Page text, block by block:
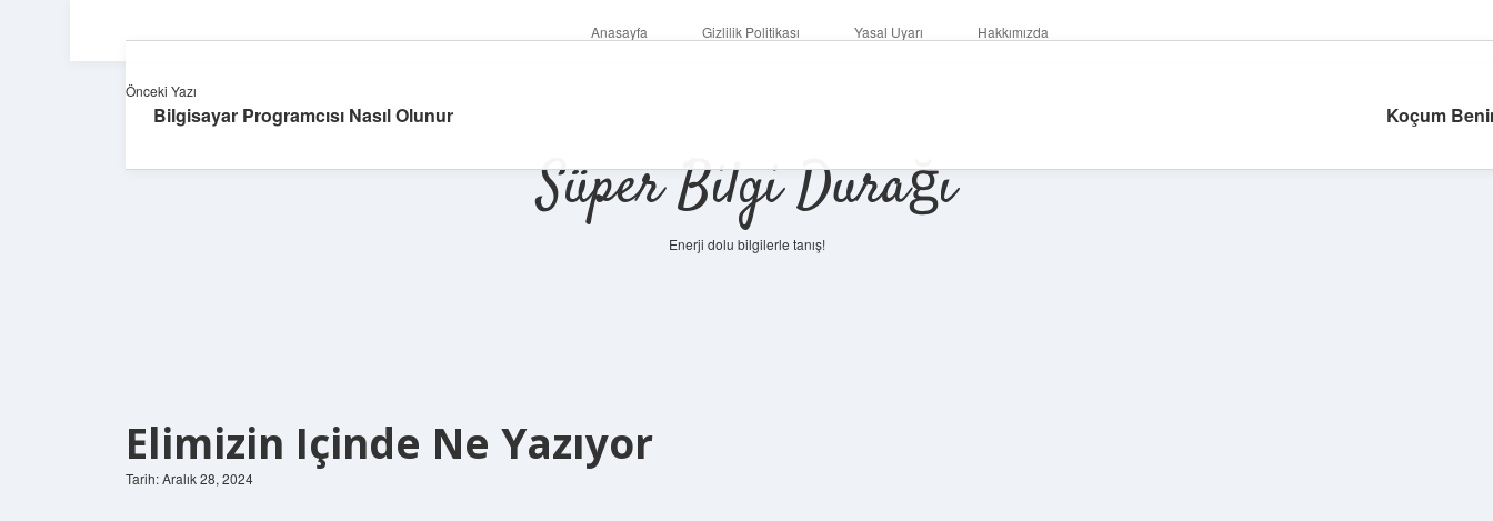
Anasayfa Gizlilik Politikası Yasal Uyarı Hakkımızda
Süper Bilgi Durağı
Enerji dolu bilgilerle tanış!
Elimizin Içinde Ne Yazıyor
Tarih: Aralık 28, 2024
Önceki Yazı
Bilgisayar Programcısı Nasıl Olunur Koçum